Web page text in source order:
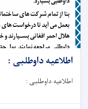
اطلاعیه داوطلبی :
اطلاعیه داوطلبی :